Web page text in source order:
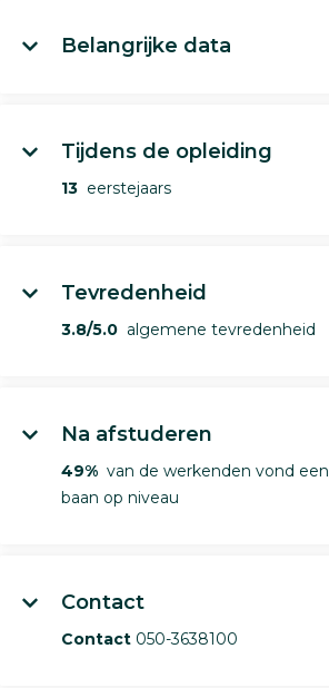
Belangrijke data
Tijdens de opleiding
13 eerstejaars
Tevredenheid
3.8/5.0 algemene tevredenheid
Na afstuderen
49% van de werkenden vond een
baan op niveau
Contact
Contact 050-3638100